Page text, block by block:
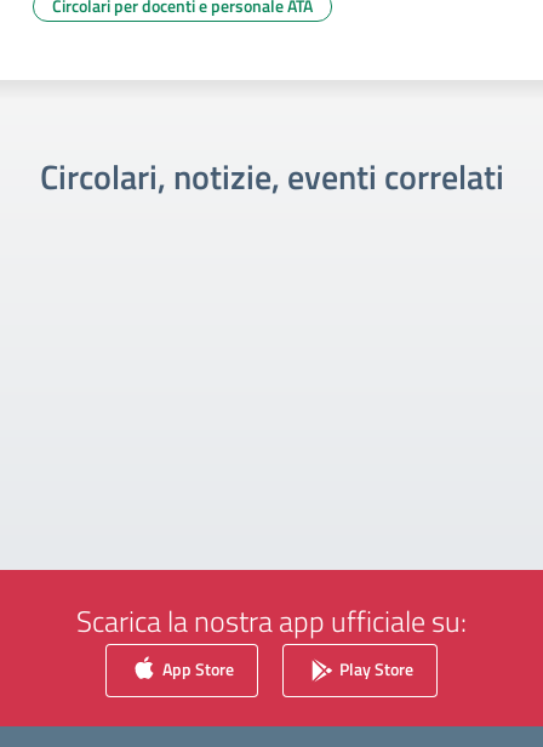
Circolari per docenti e personale ATA
Circolari, notizie, eventi correlati
Scarica la nostra app ufficiale su:
App Store Play Store